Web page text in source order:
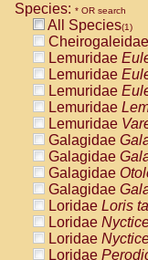
Species: * OR search
All Species(1)
Cheirogaleidae
Lemuridae
Lemuridae
Lemuridae
Lemuridae
Lemuridae
Galagidae
Galagidae
Galagidae
Galagidae
Loridae Loris
Loridae
Loridae
Loridae